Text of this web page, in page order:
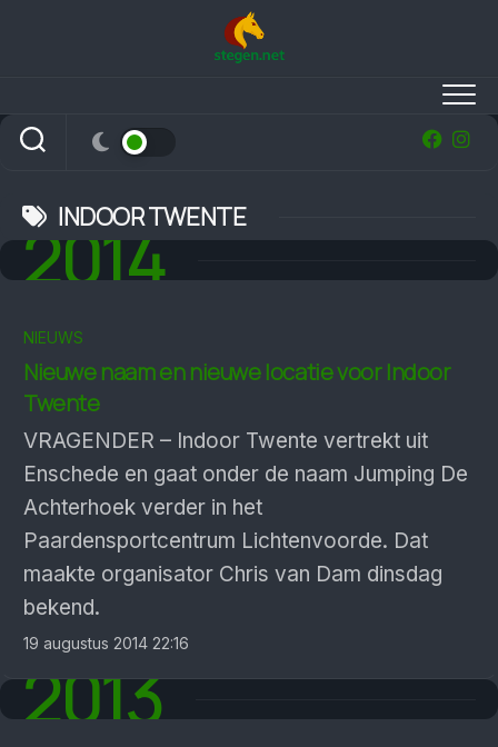
INDOOR TWENTE
2014
NIEUWS
Nieuwe naam en nieuwe locatie voor Indoor
Twente
VRAGENDER – Indoor Twente vertrekt uit
Enschede en gaat onder de naam Jumping De
Achterhoek verder in het
Paardensportcentrum Lichtenvoorde. Dat
maakte organisator Chris van Dam dinsdag
bekend.
19 augustus 2014 22:16
2013